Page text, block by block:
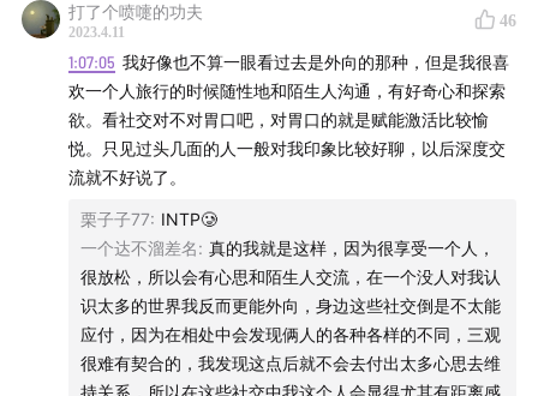
结合自身天赋，二者匹配度高，更有可能有更好的表现
开始尝试，确认自己的“个性”“兴趣”是否真的和这份工作匹配
（可以注意观察自己面对这个行业的人是否有归属感，你和
他们是否是一类人）
↓
↓
找到最终解
打了个喷嚏的功夫
2023.4.11
46
1:07:05 我好像也不算一眼看过去是外向的那种，但是我很喜
欢一个人旅行的时候随性地和陌生人沟通，有好奇心和探索
欲。看社交对不对胃口吧，对胃口的就是赋能激活比较愉
悦。只见过头几面的人一般对我印象比较好聊，以后深度交
流就不好说了。
栗子子77: INTP🥲
一个达不溜差名: 真的我就是这样，因为很享受一个人，
很放松，所以会有心思和陌生人交流，在一个没人对我认
识太多的世界我反而更能外向，身边这些社交倒是不太能
应付，因为在相处中会发现俩人的各种各样的不同，三观
很难有契合的，我发现这点后就不会去付出太多心思去维
持关系，所以在这些社交中我这个人会显得尤其有距离感